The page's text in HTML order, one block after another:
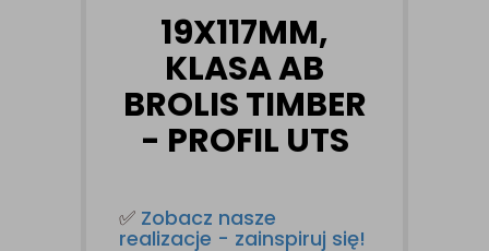
19X117MM,
KLASA AB
BROLIS TIMBER
- PROFIL UTS
✅ Zobacz nasze
realizacje - zainspiruj się!